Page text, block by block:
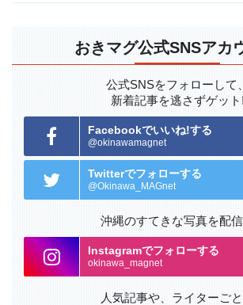
おきマグ公式SNSアカ
公式SNSをフォローして、
新着記事を逃さずゲット!
Facebookでいいね!する
@okinawamagnet
Twitterでフォローする
@Okinawa_MAGnet
沖縄のすてきな写真を配
Instagramでフォローする
okinawa_magnet
人気記事や、ライターご